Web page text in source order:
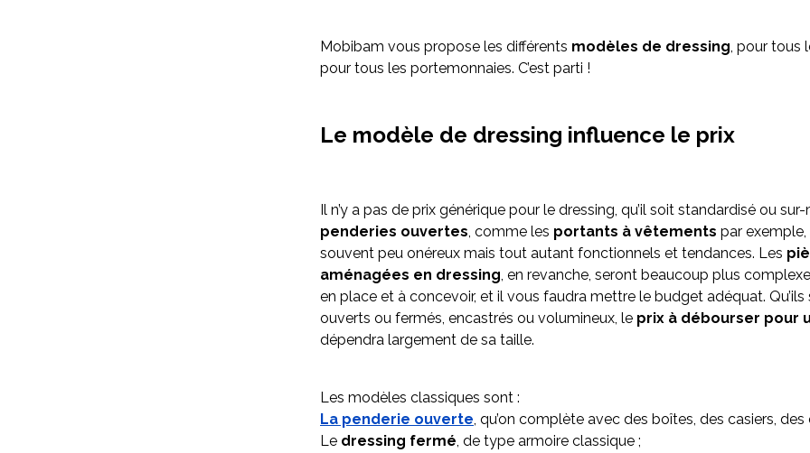
Mobibam vous propose les différents modèles de dressing, pour tous
pour tous les portemonnaies. C’est parti !
Le modèle de dressing influence le prix
Il n’y a pas de prix générique pour le dressing, qu’il soit standardisé ou
penderies ouvertes, comme les portants à vêtements par
souvent peu onéreux mais tout autant fonctionnels et tendances. Les
aménagées en dressing, en revanche, seront beaucoup plus
en place et à concevoir, et il vous faudra mettre le budget adéquat. Qu’ils
ouverts ou fermés, encastrés ou volumineux, le prix à débourser pour
dépendra largement de sa taille.
Les modèles classiques sont :
La penderie ouverte, qu’on complète avec des boîtes, des casiers, des
Le dressing fermé, de type armoire classique ;